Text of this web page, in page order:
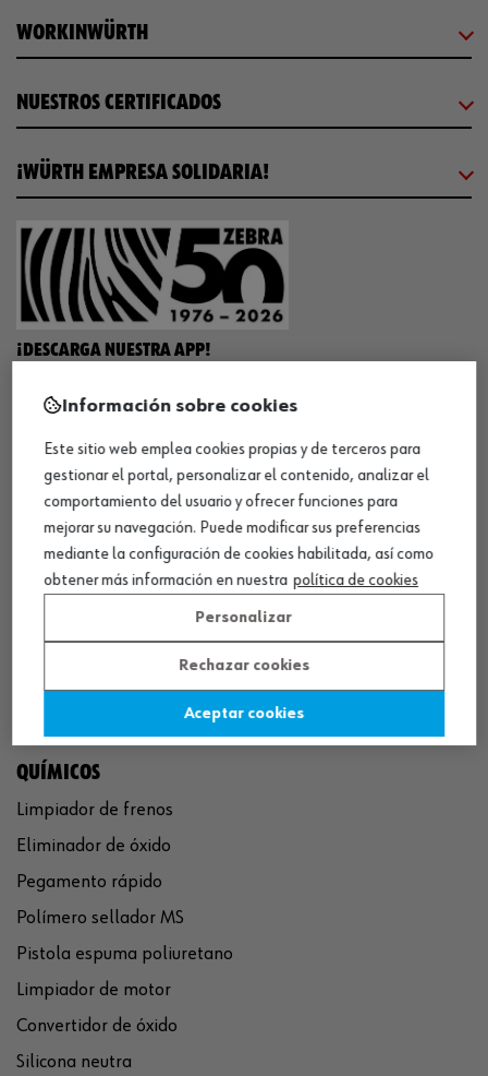
WORKINWÜRTH
NUESTROS CERTIFICADOS
¡WÜRTH EMPRESA SOLIDARIA!
¡DESCARGA NUESTRA APP!
MÉTODOS DE PAGO
¡SÍGUENOS!
QUÍMICOS
Limpiador de frenos
Eliminador de óxido
Pegamento rápido
Polímero sellador MS
Pistola espuma poliuretano
Limpiador de motor
Convertidor de óxido
Silicona neutra
Información sobre cookies
Este sitio web emplea cookies propias y de terceros para
gestionar el portal, personalizar el contenido, analizar el
comportamiento del usuario y ofrecer funciones para
mejorar su navegación. Puede modificar sus preferencias
mediante la configuración de cookies habilitada, así como
obtener más información en nuestra política de cookies
Personalizar
Rechazar cookies
Aceptar cookies